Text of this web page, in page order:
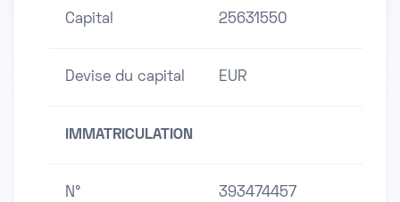
Capital 25631550
Devise du capital EUR
IMMATRICULATION
N°
393474457